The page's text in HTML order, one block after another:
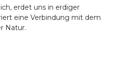
erdet uns in erdiger
eine Verbindung mit dem
Natur.